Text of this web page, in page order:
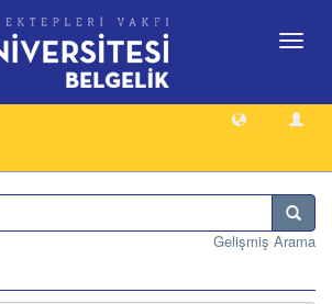
Geçiş
Gelişmiş Arama